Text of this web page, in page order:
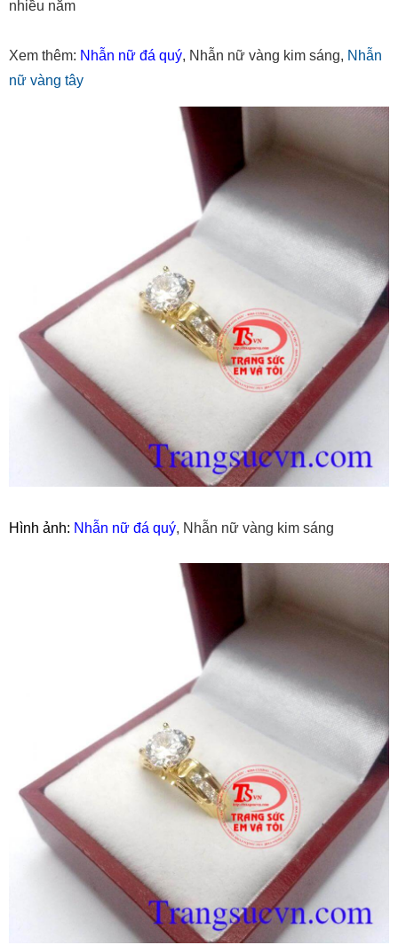
nhiều năm
Xem thêm: Nhẫn nữ đá quý, Nhẫn nữ vàng kim sáng, Nhẫn
nữ vàng tây
Hình ảnh: Nhẫn nữ đá quý, Nhẫn nữ vàng kim sáng